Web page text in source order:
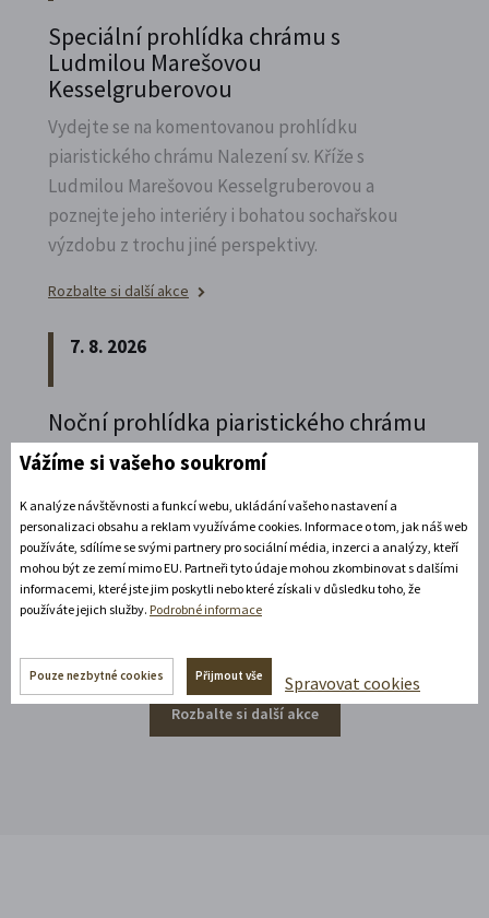
Speciální prohlídka chrámu s
Ludmilou Marešovou
Kesselgruberovou
Vydejte se na komentovanou prohlídku
piaristického chrámu Nalezení sv. Kříže s
Ludmilou Marešovou Kesselgruberovou a
poznejte jeho interiéry i bohatou sochařskou
výzdobu z trochu jiné perspektivy.
Rozbalte si další akce
7. 8. 2026
Noční prohlídka piaristického chrámu
Poznejte vrcholně barokní architekturu v
světlem, paprsky laserového kříže protínají
klenby a chrám ožívá instalacemi současného
umění.
Rozbalte si další akce
Vážíme si vašeho soukromí
K analýze návštěvnosti a funkcí webu, ukládání vašeho nastavení a
personalizaci obsahu a reklam využíváme cookies. Informace o tom, jak náš web
používáte, sdílíme se svými partnery pro sociální média, inzerci a analýzy, kteří
mohou být ze zemí mimo EU. Partneři tyto údaje mohou zkombinovat s dalšími
informacemi, které jste jim poskytli nebo které získali v důsledku toho, že
používáte jejich služby. Podrobné informace
Pouze nezbytné cookies Přijmout vše Spravovat cookies